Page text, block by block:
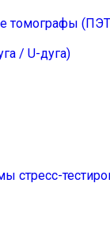
томографы
/ U-дуга)
стресс-